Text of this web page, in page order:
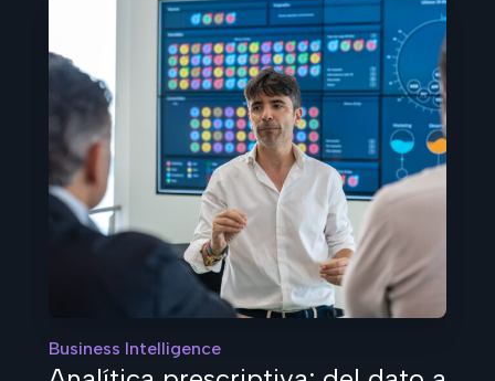
Business Intelligence